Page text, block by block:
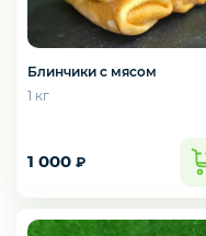
Блинчики с мясом
1 кг
1 000 ₽